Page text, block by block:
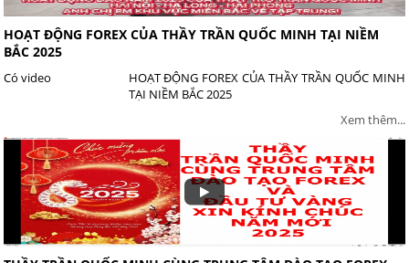
HOẠT ĐỘNG FOREX CỦA THẦY TRẦN QUỐC MINH TẠI NIỀM
BẮC 2025
HOẠT ĐỘNG FOREX CỦA THẦY TRẦN QUỐC MINH
TẠI NIỀM BẮC 2025
Có video
Xem thêm...